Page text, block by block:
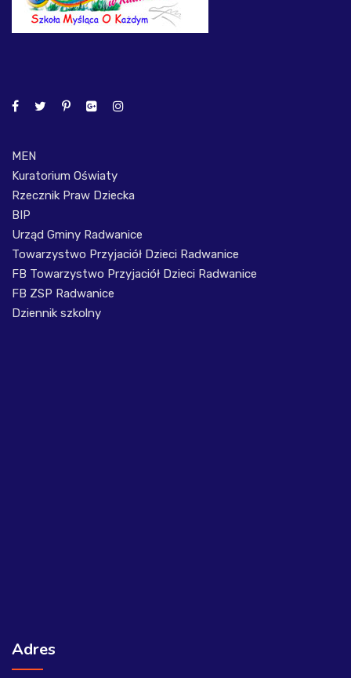
MEN
Kuratorium Oświaty
Rzecznik Praw Dziecka
BIP
Urząd Gminy Radwanice
Towarzystwo Przyjaciół Dzieci Radwanice
FB Towarzystwo Przyjaciół Dzieci Radwanice
FB ZSP Radwanice
Dziennik szkolny
Adres